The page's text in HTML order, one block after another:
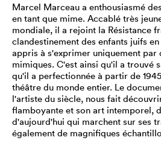
Marcel Marceau a enthousiasmé
en tant que mime. Accablé très
mondiale, il a rejoint la Résistance
clandestinement des enfants juifs
appris à s'exprimer uniquement par
mimiques. C'est ainsi qu'il a trouvé
qu'il a perfectionnée à partir de
théâtre du monde entier. Le
l'artiste du siècle, nous fait
flamboyante et son art intemporel,
d'aujourd'hui qui marchent sur ses
également de magnifiques